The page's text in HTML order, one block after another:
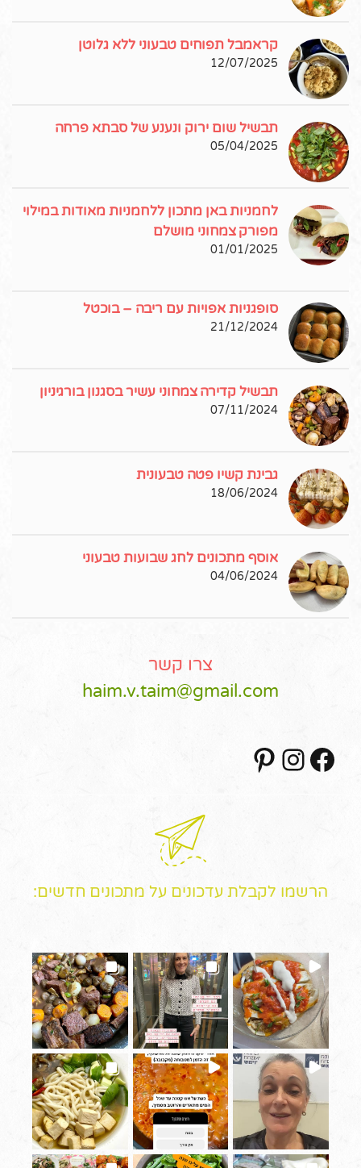
קראמבל תפוחים טבעוני ללא גלוטן
12/07/2025
תבשיל שום ירוק ונענע של סבתא פרחה
05/04/2025
לחמניות באן מתכון ללחמניות מאודות במילוי
מפורק צמחוני מושלם
01/01/2025
סופגניות אפויות עם ריבה – בוכטל
21/12/2024
תבשיל קדירה צמחוני עשיר בסגנון בורגיניון
07/11/2024
גבינת קשיו פטה טבעונית
18/06/2024
אוסף מתכונים לחג שבועות טבעוני
04/06/2024
צרו קשר
haim.v.taim@gmail.com
Facebook
Instagram
הרשמו לקבלת עדכונים על מתכונים חדשים: